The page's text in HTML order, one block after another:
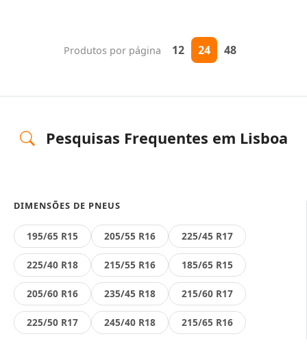
Produtos por página 12 24 48
Pesquisas Frequentes em Lisboa
DIMENSÕES DE PNEUS
195/65 R15 205/55 R16 225/45 R17
225/40 R18 215/55 R16 185/65 R15
205/60 R16 235/45 R18 215/60 R17
225/50 R17 245/40 R18 215/65 R16